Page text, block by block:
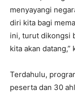
menyayangi
diri kita bagi
ini, turut dikongsi
kita akan datang,”
Terdahulu,
peserta dan 30